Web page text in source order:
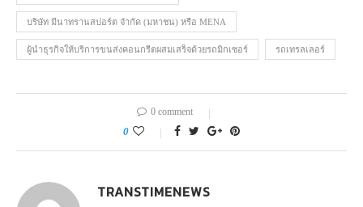
บริษัท มีนาทรานสปอร์ต จำกัด (มหาชน) หรือ MENA
ผู้นำธุรกิจให้บริการขนส่งคอนกรีตผสมเสร็จด้วยรถมิกเซอร์ รถเทรลเลอร์
0 comment
0
TRANSTIMENEWS